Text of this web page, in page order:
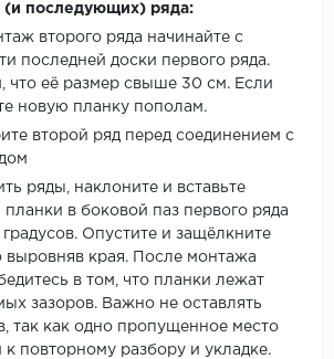
(и последующих) ряда:
второго ряда начинайте с
последней доски первого ряда.
что её размер свыше 30 см. Если
новую планку пополам.
второй ряд перед соединением с
ряды, наклоните и вставьте
в боковой паз первого ряда
Опустите и защёлкните
выровняв края. После монтажа
в том, что планки лежат
зазоров. Важно не оставлять
так как одно пропущенное место
к повторному разбору и укладке.